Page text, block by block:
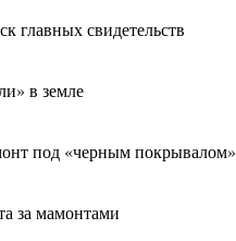
главных свидетельств
в земле
под «черным покрывалом»
за мамонтами